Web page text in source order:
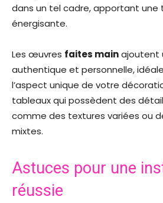
dans un tel cadre, apportant une
énergisante.
Les œuvres faites mainajoutent
authentique et personnelle,
l’aspect unique de votre
tableaux qui possèdent des
comme des textures variées ou
mixtes.
Astuces pour une
réussie